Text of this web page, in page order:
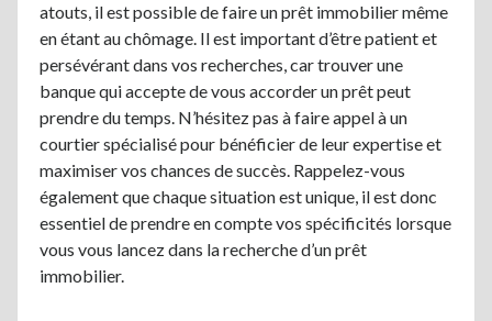
atouts, il est possible de faire un prêt immobilier même
en étant au chômage. Il est important d’être patient et
persévérant dans vos recherches, car trouver une
banque qui accepte de vous accorder un prêt peut
prendre du temps. N’hésitez pas à faire appel à un
courtier spécialisé pour bénéficier de leur expertise et
maximiser vos chances de succès. Rappelez-vous
également que chaque situation est unique, il est donc
essentiel de prendre en compte vos spécificités lorsque
vous vous lancez dans la recherche d’un prêt
immobilier.